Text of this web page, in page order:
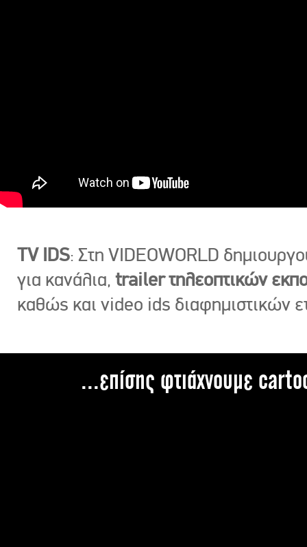
TV IDS: Στη VIDEOWORLD
για κανάλια, trailer τηλεοπτικών
καθώς και video ids διαφημιστικών
...επίσης φτιάχνουμε